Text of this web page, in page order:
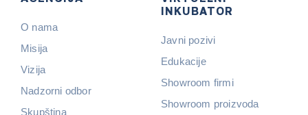
O nama
Misija
Vizija
Nadzorni odbor
Skupština
INKUBATOR
Javni pozivi
Edukacije
Showroom firmi
Showroom proizvoda